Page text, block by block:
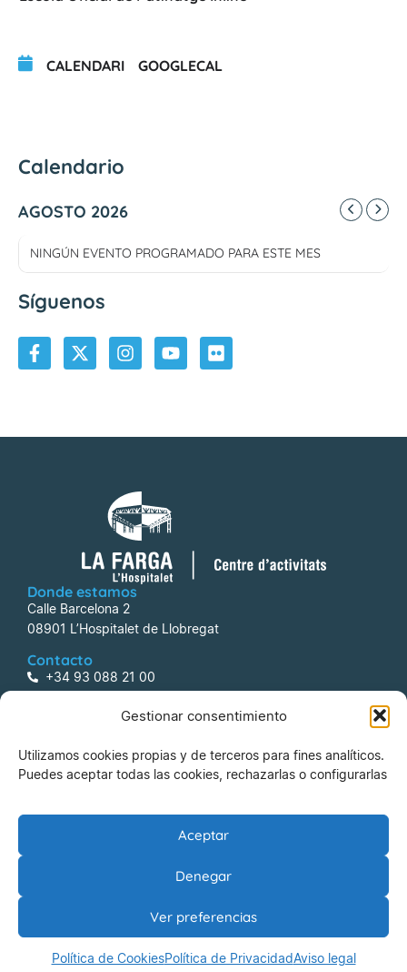
Gestionar consentimiento
Utilizamos cookies propias y de terceros para fines analíticos.
Puedes aceptar todas las cookies, rechazarlas o configurarlas
Aceptar
Denegar
Ver preferencias
Política de CookiesPolítica de PrivacidadAviso legal
CALENDARI GOOGLECAL
Calendario
AGOSTO 2026
NINGÚN EVENTO PROGRAMADO PARA ESTE MES
Síguenos
Donde estamos
Calle Barcelona 2
08901 L’Hospitalet de Llobregat
Contacto
+34 93 088 21 00
centreactivitats@lafarga.com
Información
Aviso legal
La Farga Gestió d’Equipaments Municipals, SA
© 2026 La Farga Gestió d’Equipaments Municipals, SA –
Todos los derechos reservados